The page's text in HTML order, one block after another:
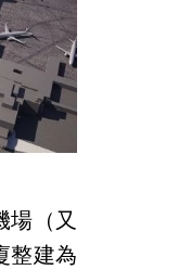
場（又
整建為